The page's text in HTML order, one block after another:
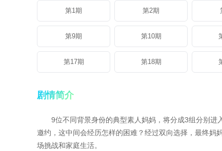
第1期 第2期
第9期 第10期
第17期 第18期
剧情简介
9位不同背景身份的典型素人妈妈，将分成3组分别
邀约，这中间会经历怎样的困难？经过双向选择，最终
场挑战和家庭生活。